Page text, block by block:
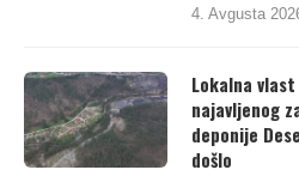
4. Avgusta
Lokalna
najavljenog
deponije
došlo